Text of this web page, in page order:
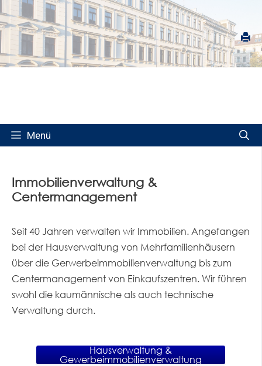
Springe
zum
Inhalt
Menü
Immobilienverwaltung &
Centermanagement
Seit 40 Jahren verwalten wir Immobilien. Angefangen
bei der Hausverwaltung von Mehrfamilienhäusern
über die Gerwerbeimmobilienverwaltung bis zum
Centermanagement von Einkaufszentren. Wir führen
swohl die kaumännische als auch technische
Verwaltung durch.
Hausverwaltung &
Gewerbeimmobilienverwaltung